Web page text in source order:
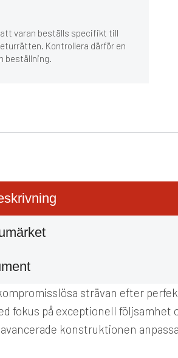
att varan beställs specifikt till
Kontrollera därför en
beställning.
strävan efter
fokus på exceptionell följsamhet
konstruktionen